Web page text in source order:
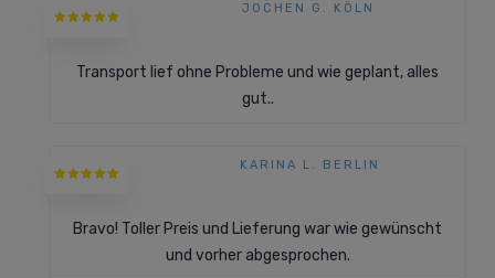
JOCHEN G. KÖLN
Transport lief ohne Probleme und wie geplant, alles
gut..
KARINA L. BERLIN
Bravo! Toller Preis und Lieferung war wie gewünscht
und vorher abgesprochen.